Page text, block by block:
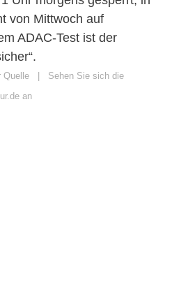
von Mittwoch auf
ADAC-Test ist der
Quelle | Sehen Sie sich die
an